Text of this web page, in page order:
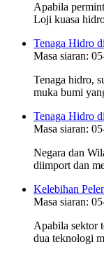
Apabila
Loji kuasa
Tenaga Hidro
Masa siaran:
Tenaga hidro,
muka bumi
Tenaga Hidro
Masa siaran:
Negara dan
diimport dan
Kelebihan
Masa siaran:
Apabila sektor
dua teknologi